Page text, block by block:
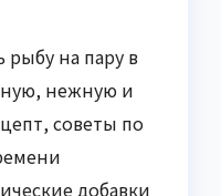
рыбу на пару в
нежную и
советы по
добавки